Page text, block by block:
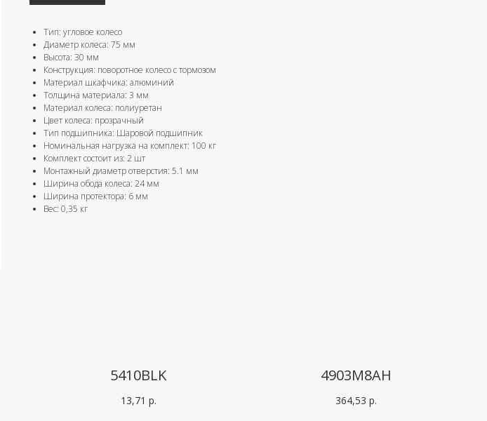
Тип: угловое колесо
Диаметр колеса: 75 мм
Высота: 30 мм
Конструкция: поворотное колесо с тормозом
Материал шкафчика: алюминий
Толщина материала: 3 мм
Материал колеса: полиуретан
Цвет колеса: прозрачный
Тип подшипника: Шаровой подшипник
Номинальная нагрузка на комплект: 100 кг
Комплект состоит из: 2 шт
Монтажный диаметр отверстия: 5.1 мм
Ширина обода колеса: 24 мм
Ширина протектора: 6 мм
Вес: 0,35 кг
5410BLK
13,71 р.
4903M8AH
364,53 р.